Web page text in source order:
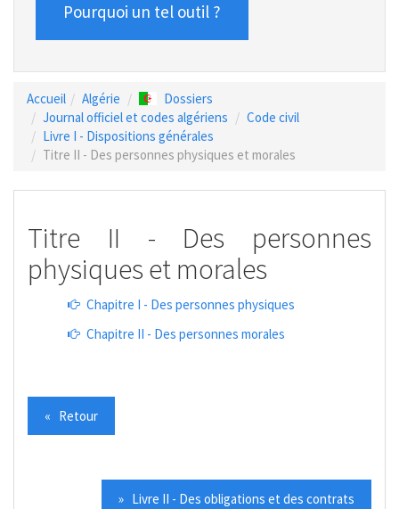
Pourquoi un tel outil ?
Accueil Algérie
Dossiers
Journal officiel et codes algériens
Code civil
Livre I - Dispositions générales
Titre II - Des personnes physiques et morales
Titre II - Des personnes
physiques et morales
Chapitre I - Des personnes physiques
Chapitre II - Des personnes morales
« Retour
» Livre II - Des obligations et des contrats